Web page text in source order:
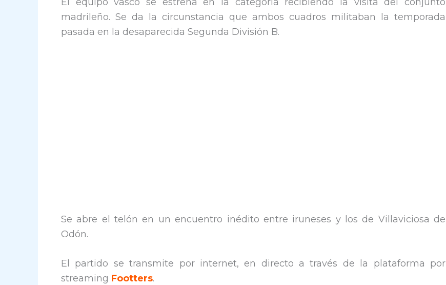
madrileño. Se da la circunstancia que ambos cuadros militaban la temporada
pasada en la desaparecida Segunda División B.
Se abre el telón en un encuentro inédito entre iruneses y los de Villaviciosa de
Odón.
El partido se transmite por internet, en directo a través de la plataforma por
streaming Footters.